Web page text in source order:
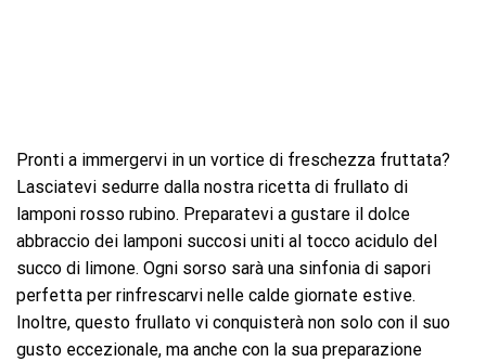
Pronti a immergervi in un vortice di freschezza fruttata?
Lasciatevi sedurre dalla nostra ricetta di frullato di
lamponi rosso rubino. Preparatevi a gustare il dolce
abbraccio dei lamponi succosi uniti al tocco acidulo del
succo di limone. Ogni sorso sarà una sinfonia di sapori
perfetta per rinfrescarvi nelle calde giornate estive.
Inoltre, questo frullato vi conquisterà non solo con il suo
gusto eccezionale, ma anche con la sua preparazione